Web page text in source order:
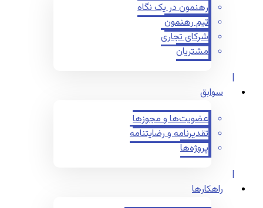
رهنمون در یک نگاه
تیم رهنمون
شرکای تجاری
مشتریان
سوابق
عضویت‌ها و مجوزها
تقدیرنامه و رضایتنامه
پروژه‌ها
راهکارها